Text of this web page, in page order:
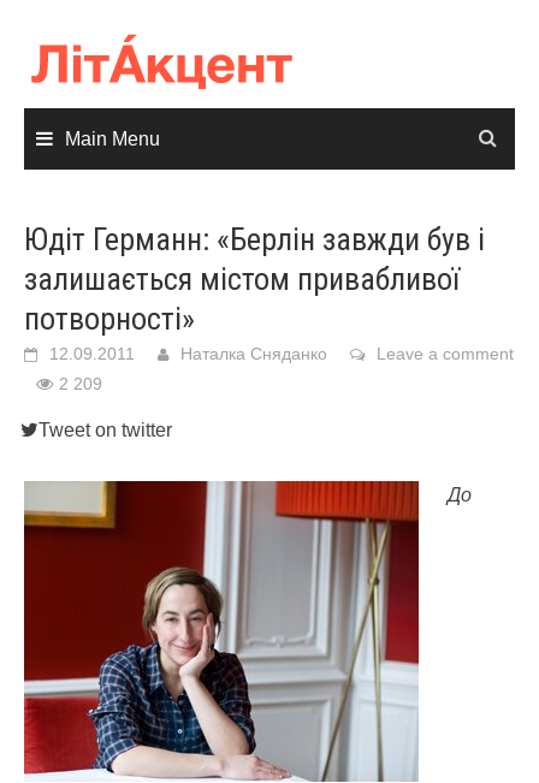
content
Main Menu
Юдіт Германн: «Берлін завжди був і
залишається містом привабливої
потворності»
12.09.2011 Наталка Сняданко
Leave a comment
2 209
Tweet on twitter
До